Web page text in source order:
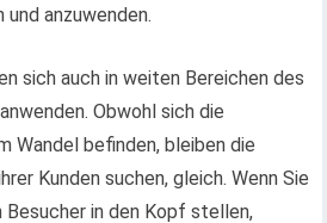
anzuwenden.
sich auch in weiten Bereichen des
Obwohl sich die
Wandel befinden, bleiben die
Kunden suchen, gleich. Wenn Sie
Besucher in den Kopf stellen,